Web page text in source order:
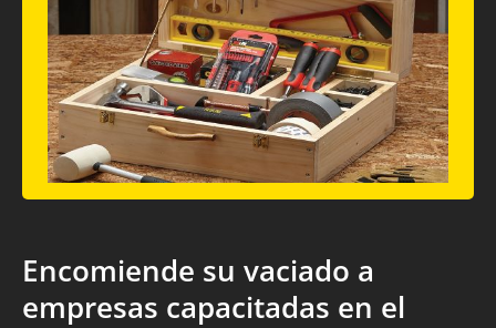
Encomiende su vaciado a
empresas capacitadas en el